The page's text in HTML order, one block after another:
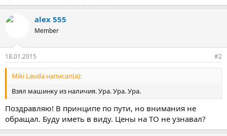
alex 555
Member
18.01.2015 #2
Miki Lauda написал(а):
Взял машинку из наличия. Ура. Ура. Ура.
Поздравляю! В принципе по пути, но внимания не
обращал. Буду иметь в виду. Цены на ТО не узнавал?